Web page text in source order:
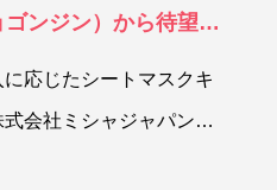
ンジン）から待望の
応じたシートマスクキ
会社ミシャジャパン
国